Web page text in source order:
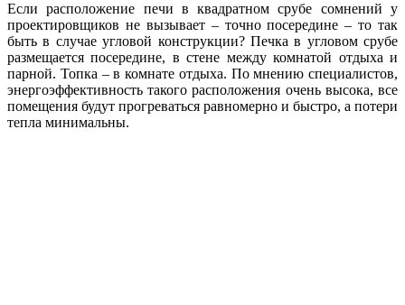
Если расположение печи в квадратном срубе сомнений у
проектировщиков не вызывает – точно посередине – то так
быть в случае угловой конструкции? Печка в угловом срубе
размещается посередине, в стене между комнатой отдыха и
парной. Топка – в комнате отдыха. По мнению специалистов,
энергоэффективность такого расположения очень высока, все
помещения будут прогреваться равномерно и быстро, а потери
тепла минимальны.